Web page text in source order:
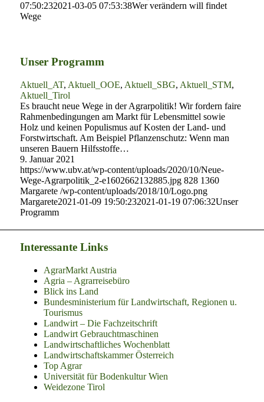
07:50:232021-03-05 07:53:38Wer verändern will findet
Wege
Unser Programm
Aktuell_AT, Aktuell_OOE, Aktuell_SBG, Aktuell_STM,
Aktuell_Tirol
Es braucht neue Wege in der Agrarpolitik! Wir fordern faire
Rahmenbedingungen am Markt für Lebensmittel sowie
Holz und keinen Populismus auf Kosten der Land- und
Forstwirtschaft. Am Beispiel Pflanzenschutz: Wenn man
unseren Bauern Hilfsstoffe…
9. Januar 2021
https://www.ubv.at/wp-content/uploads/2020/10/Neue-
Wege-Agrarpolitik_2-e1602662132885.jpg 828 1360
Margarete /wp-content/uploads/2018/10/Logo.png
Margarete2021-01-09 19:50:232021-01-19 07:06:32Unser
Programm
Interessante Links
AgrarMarkt Austria
Agria – Agrarreisebüro
Blick ins Land
Bundesministerium für Landwirtschaft, Regionen u.
Tourismus
Landwirt – Die Fachzeitschrift
Landwirt Gebrauchtmaschinen
Landwirtschaftliches Wochenblatt
Landwirtschaftskammer Österreich
Top Agrar
Universität für Bodenkultur Wien
Weidezone Tirol